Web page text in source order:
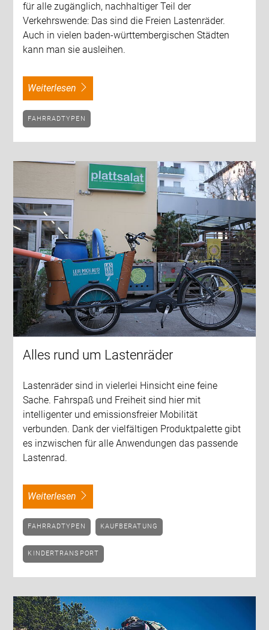
für alle zugänglich, nachhaltiger Teil der
Verkehrswende: Das sind die Freien Lastenräder.
Auch in vielen baden-württembergischen Städten
kann man sie ausleihen.
weiterlesen
FAHRRADTYPEN
Alles rund um Lastenräder
Lastenräder sind in vielerlei Hinsicht eine feine
Sache. Fahrspaß und Freiheit sind hier mit
intelligenter und emissionsfreier Mobilität
verbunden. Dank der vielfältigen Produktpalette gibt
es inzwischen für alle Anwendungen das passende
Lastenrad.
weiterlesen
FAHRRADTYPEN KAUFBERATUNG
KINDERTRANSPORT